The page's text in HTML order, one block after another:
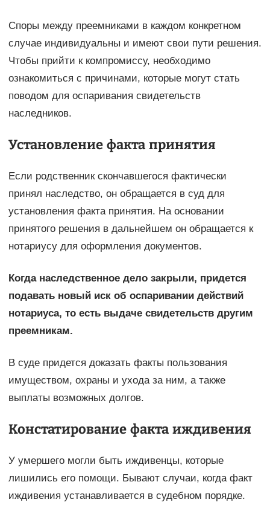
Споры между преемниками в каждом конкретном
случае индивидуальны и имеют свои пути решения.
Чтобы прийти к компромиссу, необходимо
ознакомиться с причинами, которые могут стать
поводом для оспаривания свидетельств
наследников.
Установление факта принятия
Если родственник скончавшегося фактически
принял наследство, он обращается в суд для
установления факта принятия. На основании
принятого решения в дальнейшем он обращается к
нотариусу для оформления документов.
Когда наследственное дело закрыли, придется
подавать новый иск об оспаривании действий
нотариуса, то есть выдаче свидетельств другим
преемникам.
В суде придется доказать факты пользования
имуществом, охраны и ухода за ним, а также
выплаты возможных долгов.
Констатирование факта иждивения
У умершего могли быть иждивенцы, которые
лишились его помощи. Бывают случаи, когда факт
иждивения устанавливается в судебном порядке.